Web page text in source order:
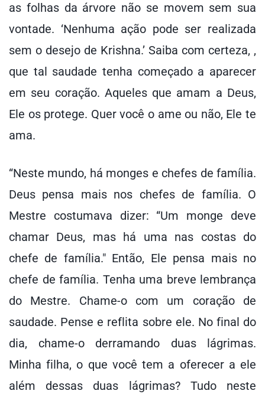
as folhas da árvore não se movem sem sua
vontade. ‘Nenhuma ação pode ser realizada
sem o desejo de Krishna.’ Saiba com certeza, ,
que tal saudade tenha começado a aparecer
em seu coração. Aqueles que amam a Deus,
Ele os protege. Quer você o ame ou não, Ele te
ama.
“Neste mundo, há monges e chefes de família.
Deus pensa mais nos chefes de família. O
Mestre costumava dizer: “Um monge deve
chamar Deus, mas há uma nas costas do
chefe de família." Então, Ele pensa mais no
chefe de família. Tenha uma breve lembrança
do Mestre. Chame-o com um coração de
saudade. Pense e reflita sobre ele. No final do
dia, chame-o derramando duas lágrimas.
Minha filha, o que você tem a oferecer a ele
além dessas duas lágrimas? Tudo neste